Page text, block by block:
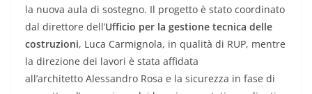
la nuova aula di sostegno. Il progetto è stato coordinato
dal direttore dell’Ufficio per la gestione tecnica delle
costruzioni, Luca Carmignola, in qualità di RUP, mentre
la direzione dei lavori è stata affidata
all’architetto Alessandro Rosa e la sicurezza in fase di